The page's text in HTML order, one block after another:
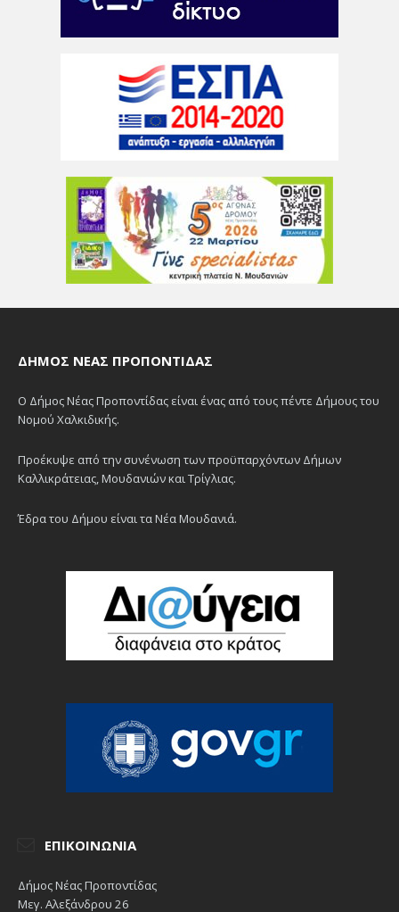
ΔΉΜΟΣ ΝΈΑΣ ΠΡΟΠΟΝΤΊΔΑΣ
Ο Δήμος Νέας Προποντίδας είναι ένας από τους πέντε Δήμους του
Νομού Χαλκιδικής.
Προέκυψε από την συνένωση των προϋπαρχόντων Δήμων
Καλλικράτειας, Μουδανιών και Τρίγλιας.
Έδρα του Δήμου είναι τα Νέα Μουδανιά.
ΕΠΙΚΟΙΝΩΝΊΑ
Δήμος Νέας Προποντίδας
Μεγ. Αλεξάνδρου 26